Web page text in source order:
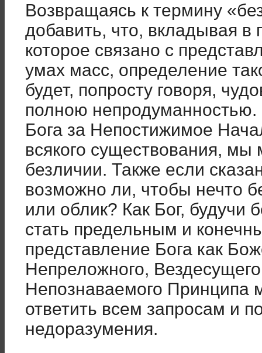
Возвращаясь к термину
добавить, что, вкладывая в
которое связано с
умах масс, определение
будет, попросту говоря,
полною
Бога за Непостижимое
всякого существования, мы
безличии. Также если
возможно ли, чтобы нечто
или облик? Как Бог,
стать предельным и
представление Бога как
Непреложного,
Непознаваемого Принципа
ответить всем запросам и
недоразумения.